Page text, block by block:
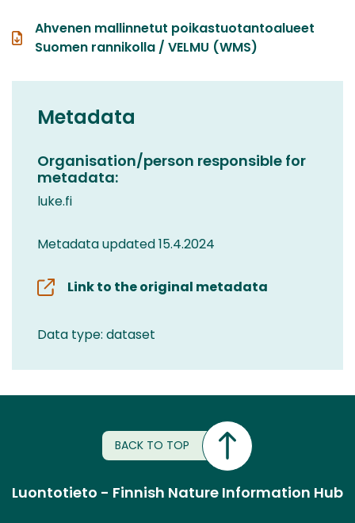
Ahvenen mallinnetut poikastuotantoalueet
Suomen rannikolla / VELMU (WMS)
Metadata
Organisation/person responsible for
metadata:
luke.fi
Metadata updated 15.4.2024
Link to the original metadata
Data type: dataset
BACK TO TOP
Luontotieto - Finnish Nature Information Hub